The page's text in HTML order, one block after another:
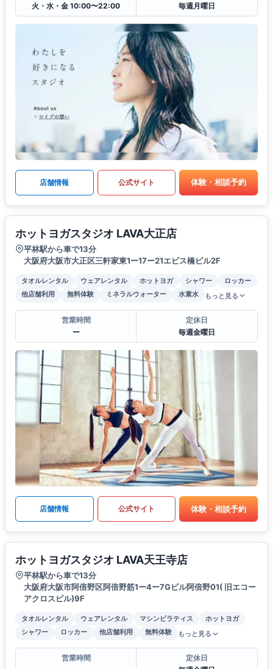
火・水・金 10:00〜22:00
毎週月曜日
店舗情報 公式サイト 体験・相談予約
ホットヨガスタジオ LAVA大正店
平林駅から車で13分
大阪府大阪市大正区三軒家東1ー17ー21エビス橋ビル2F
タオルレンタル ウェアレンタル ホットヨガ シャワー
ロッカー
他店舗利用
無料体験 ミネラルウォーター 水素水 もっと見る
営業時間
ー
定休日
毎週金曜日
店舗情報 公式サイト 体験・相談予約
ホットヨガスタジオ LAVA天王寺店
平林駅から車で13分
大阪府大阪市阿倍野区阿倍野筋1ー4ー7Gビル阿倍野01( 旧エコー
アクロスビル)9F
タオルレンタル ウェアレンタル マシンピラティス
ホットヨガ
シャワー
ロッカー 他店舗利用 無料体験 もっと見る
営業時間
定休日